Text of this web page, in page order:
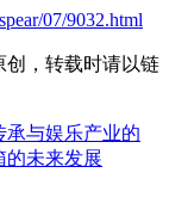
07/9032.html
创，转载时请以链
与娱乐产业的
的未来发展